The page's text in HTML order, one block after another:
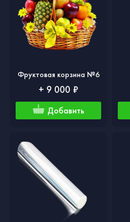
Фруктовая корзина №6
+ 9 000 ₽
Добавить